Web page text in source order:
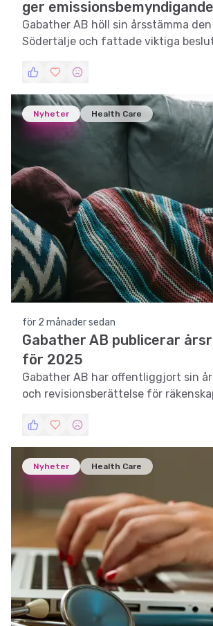
ger emissionsbemyndigande
Gabather AB höll sin årsstämma
Södertälje och fattade viktiga
Nyheter Health Care
för 2 månader sedan
Gabather AB publicerar
för 2025
Gabather AB har offentliggjort sin
och revisionsberättelse för
prestationer.
Nyheter Health Care